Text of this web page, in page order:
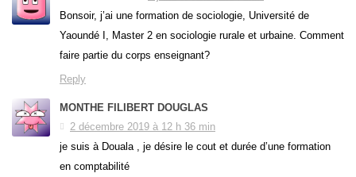
Bonsoir, j’ai une formation de sociologie, Université de
Yaoundé I, Master 2 en sociologie rurale et urbaine. Comment
faire partie du corps enseignant?
Reply
MONTHE FILIBERT DOUGLAS
2 décembre 2019 à 12 h 36 min
je suis à Douala , je désire le cout et durée d’une formation
en comptabilité